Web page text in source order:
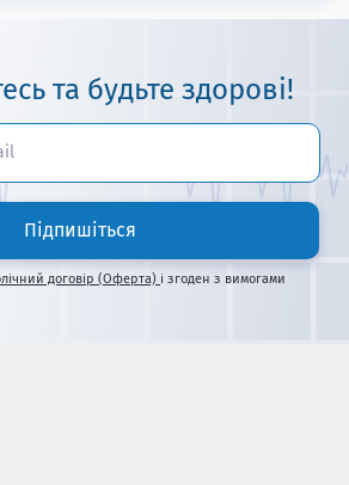
та будьте здорові!
Підпишіться
договір (Оферта) і згоден з вимогами